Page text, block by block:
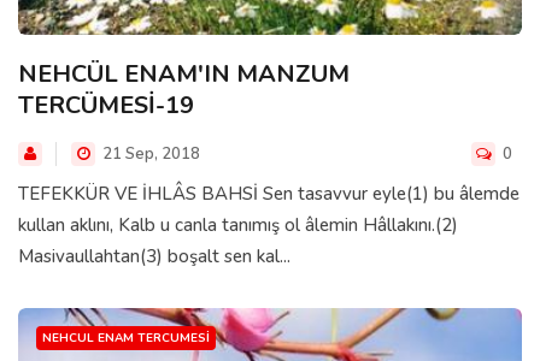
NEHCÜL ENAM'IN MANZUM
TERCÜMESİ-19
21 Sep, 2018 0
TEFEKKÜR VE İHLÂS BAHSİ Sen tasavvur eyle(1) bu âlemde
kullan aklını, Kalb u canla tanımış ol âlemin Hâllakını.(2)
Masivaullahtan(3) boşalt sen kal...
NEHCUL ENAM TERCUMESI